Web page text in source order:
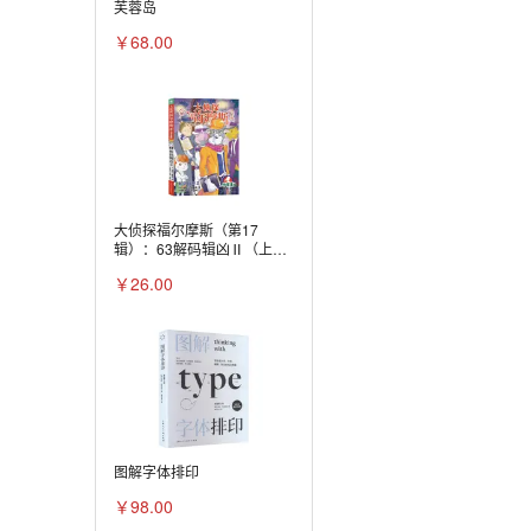
芙蓉岛
￥68.00
大侦探福尔摩斯（第17
辑）：63解码辑凶Ⅱ（上海
￥26.00
图解字体排印
￥98.00